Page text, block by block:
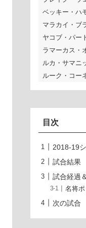
ベッキー・ハ
マラカイ・ブ
ヤコブ・パー
ラマーカス・
ルカ・サマニ
ルーク・コー
目次
2018-19
試合結果
試合経過
名将
次の試合